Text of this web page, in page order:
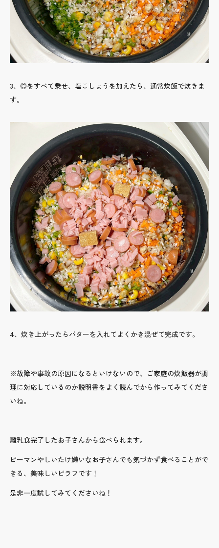
3、◎をすべて乗せ、塩こしょうを加えたら、通常炊飯で炊きま
す。
4、炊き上がったらバターを入れてよくかき混ぜて完成です。
※故障や事故の原因になるといけないので、ご家庭の炊飯器が調
理に対応しているのか説明書をよく読んでから作ってみてくださ
いね。
離乳食完了したお子さんから食べられます。
ピーマンやしいたけ嫌いなお子さんでも気づかず食べることがで
きる、美味しいピラフです！
是非一度試してみてくださいね！